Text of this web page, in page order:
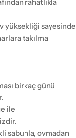
rahatlıkla
yüksekliği sayesinde
takılma
birkaç günü
ile
sabunla, ovmadan